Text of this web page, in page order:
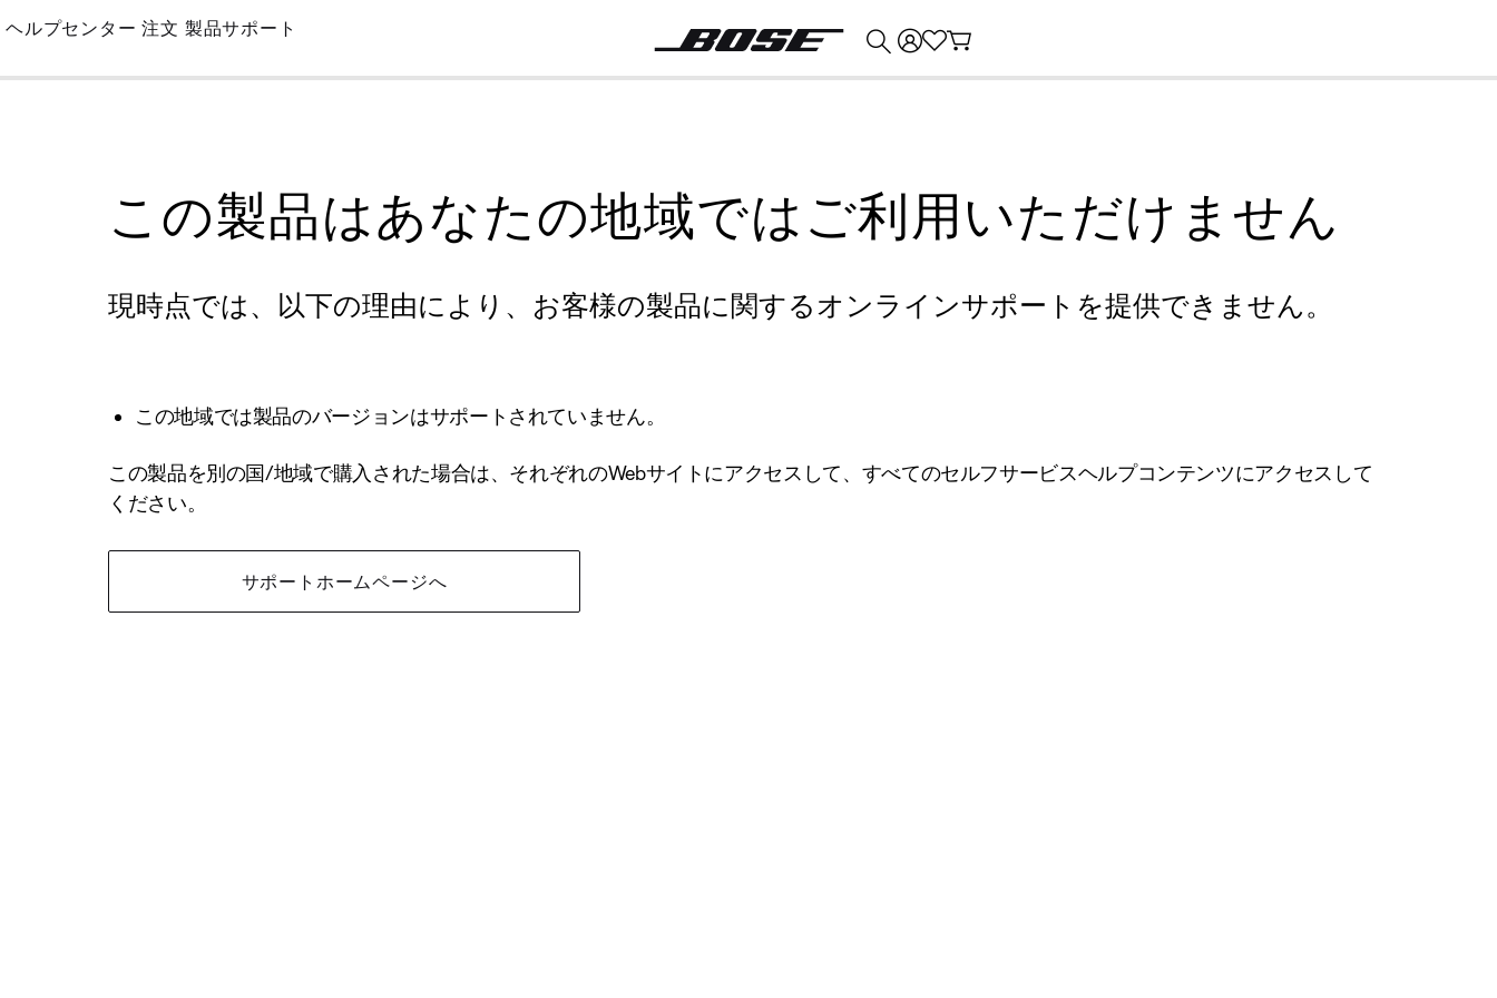
Skip
Main
ヘルプセンター 注文 製品サポート
この製品はあなたの地域ではご利用いただけません
現時点では、以下の理由により、お客様の製品に関するオンラインサポートを提供できません。
この地域では製品のバージョンはサポートされていません。
この製品を別の国/地域で購入された場合は、それぞれのWebサイトにアクセスして、すべてのセルフサービスヘルプコンテンツにアクセスして
ください。
サポートホームページへ